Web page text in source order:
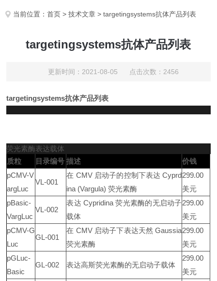
当前位置：首页 >技术文章 > targetingsystems抗体产品列表​
targetingsystems抗体产品列表​
更新时间：2021-08-05 点击次数：2456
targetingsystems抗体产品列表
荧光素酶表达载体
质粒
目录编号 描述
价钱
pCMV-V
argLuc
VL-001
在 CMV 启动子的控制下表达 Cyprd
ina (Vargula) 荧光素酶
299.00
美元
pBasic-
VargLuc
VL-002
表达 Cypridina 荧光素酶的无启动子
载体
299.00
美元
pCMV-G
Luc
GL-001
在 CMV 启动子下表达天然 Gaussia
荧光素酶
299.00
美元
pGLuc-
Basic
GL-002 表达高斯荧光素酶的无启动子载体
299.00
美元